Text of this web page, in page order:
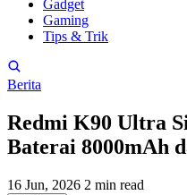
Gadget
Gaming
Tips & Trik
Berita
Redmi K90 Ultra
Baterai 8000mAh
16 Jun, 2026 2 min read